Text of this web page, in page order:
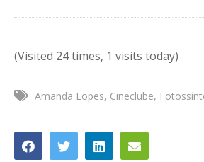
(Visited 24 times, 1 visits today)
Amanda Lopes Cineclube